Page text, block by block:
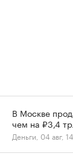
В Москве
чем на ₽3,4
Деньги, 04 авг,